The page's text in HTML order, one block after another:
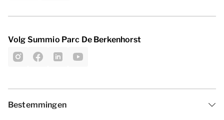
Volg Summio Parc De Berkenhorst
Bestemmingen